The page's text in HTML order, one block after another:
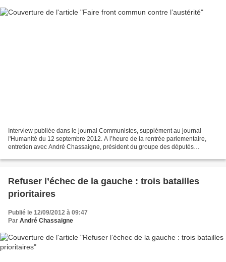
Interview publiée dans le journal Communistes, supplément au journal
l'Humanité du 12 septembre 2012. A l’heure de la rentrée parlementaire,
entretien avec André Chassaigne, président du groupe des députés
Refuser l’échec de la gauche : trois batailles
prioritaires
Publié le 12/09/2012 à 09:47
Par André Chassaigne